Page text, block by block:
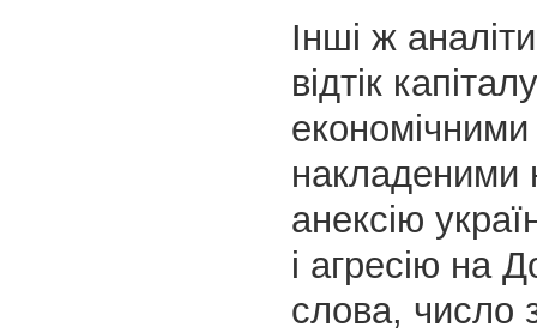
Інші ж
відтік
накладеними
анексію
і агресію на
слова, число